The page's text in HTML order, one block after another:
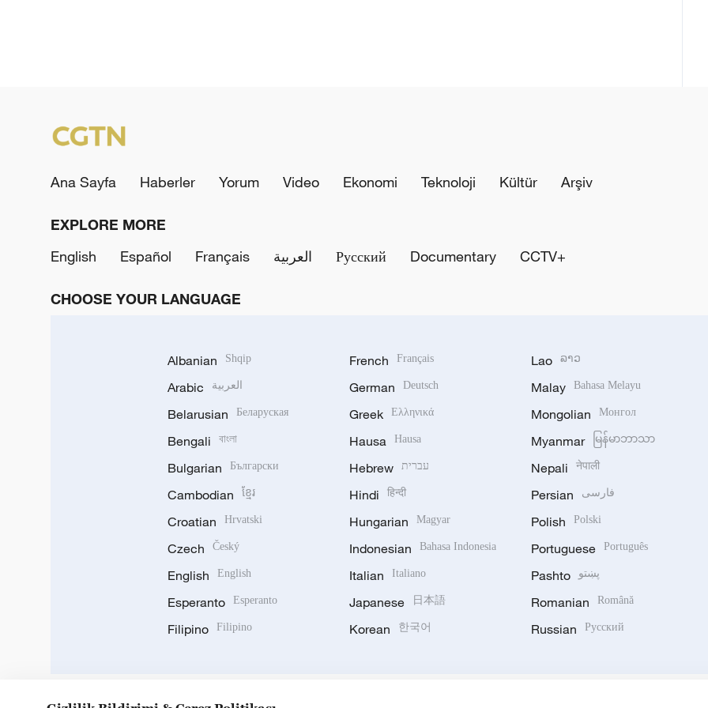
Ana Sayfa Haberler Yorum Video Ekonomi Teknoloji Kültür Arşiv
EXPLORE MORE
English
Español Français العربية Русский Documentary CCTV+
CHOOSE YOUR LANGUAGE
Albanian Shqip
Arabic العربية
Belarusian Беларуская
Bengali বাংলা
Bulgarian Български
Cambodian ខ្មែរ
Croatian Hrvatski
Czech Český
English English
Esperanto Esperanto
Filipino Filipino
French Français
German Deutsch
Greek Ελληνικά
Hausa Hausa
Hebrew עברית
Hindi हिन्दी
Hungarian Magyar
Indonesian Bahasa Indonesia
Italian Italiano
Japanese 日本語
Korean 한국어
Lao ລາວ
Malay Bahasa Melayu
Mongolian Монгол
Myanmar မြန်မာဘာသာ
Nepali नेपाली
Persian فارسی
Polish Polski
Portuguese Português
Pashto پښتو
Romanian Română
Russian Русский